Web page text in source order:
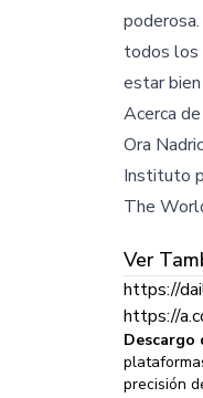
todos los
estar
Acerca
Ora
Instituto
The
Ver
https://
https://
Descargo
precisión